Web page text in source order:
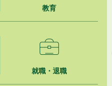
しました
教育
就職・退職